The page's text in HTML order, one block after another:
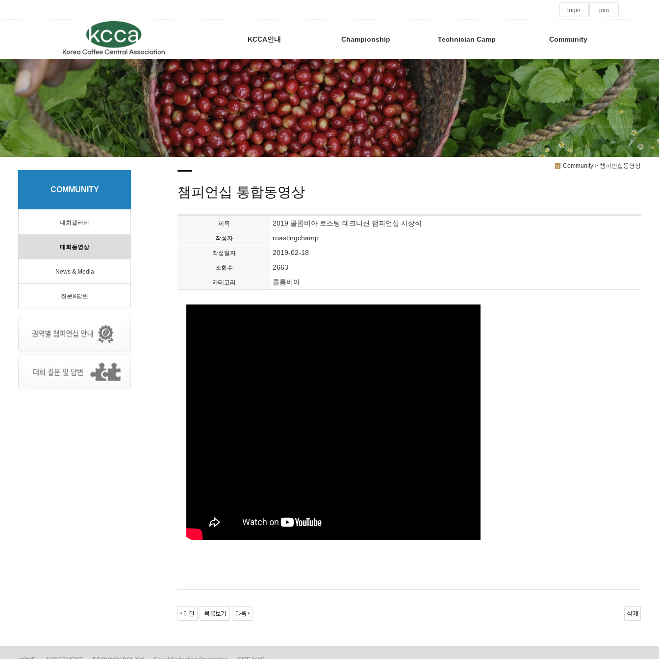
login join
KCCA안내 Championship Technician Camp Community
The instinct of coffee is temptation
Strong aroma is sweeter than wine
Soft taste is more rapurous than kiss
Black as the devil
Hot as hell
Pure as an angel Sweet as Love!
Community > 챔피언십동영상
COMMUNITY
대회갤러리
대회동영상
News & Media
질문&답변
챔피언십 통합동영상
제목 2019 콜롬비아 로스팅 테크니션 챔피언십 시상식
작성자 roastingchamp
작성일자 2019-02-18
조회수 2663
카테고리 콜롬비아